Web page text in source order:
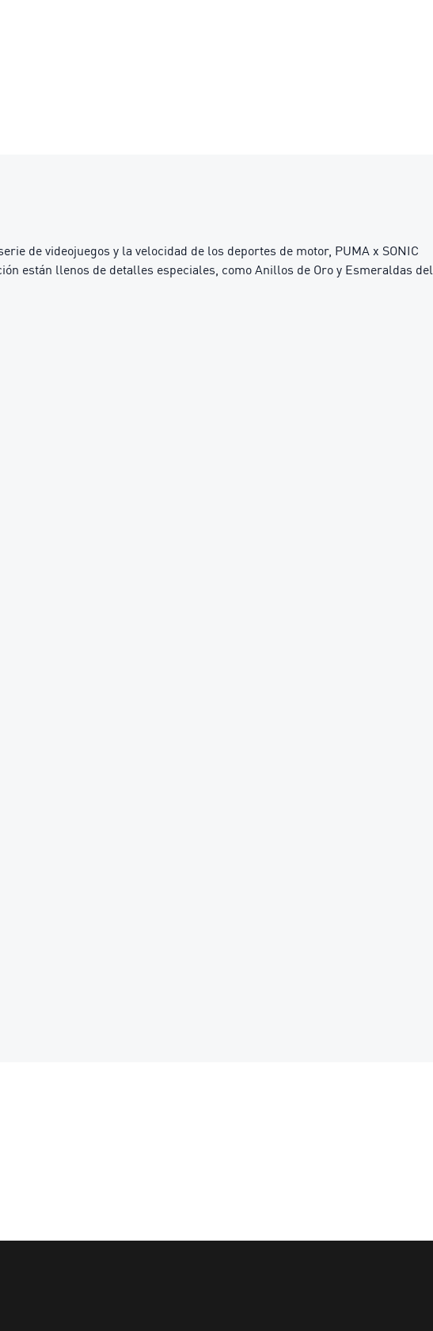
de videojuegos y la velocidad de los deportes de motor, PUMA x SONIC
están llenos de detalles especiales, como Anillos de Oro y Esmeraldas del